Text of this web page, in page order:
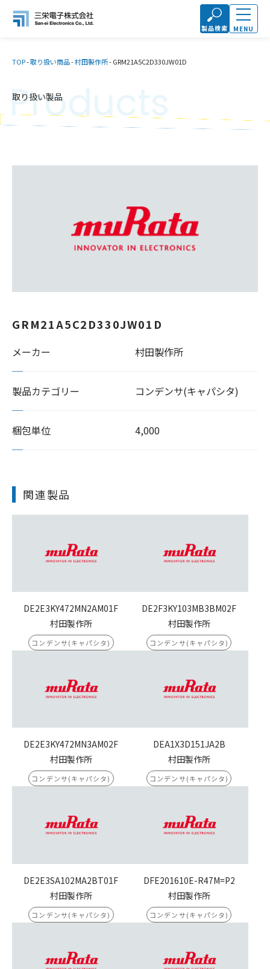
製品検索 MENU
TOP-取り扱い商品-村田製作所-GRM21A5C2D330JW01D
取り扱い製品
Products
GRM21A5C2D330JW01D
メーカー 村田製作所
製品カテゴリー コンデンサ(キャパシタ)
梱包単位 4,000
関連製品
DE2E3KY472MN2AM01F
村田製作所
コンデンサ(キャパシタ)
DE2F3KY103MB3BM02F
村田製作所
コンデンサ(キャパシタ)
DE2E3KY472MN3AM02F
村田製作所
コンデンサ(キャパシタ)
DEA1X3D151JA2B
村田製作所
コンデンサ(キャパシタ)
DE2E3SA102MA2BT01F
村田製作所
コンデンサ(キャパシタ)
DFE201610E-R47M=P2
村田製作所
コンデンサ(キャパシタ)